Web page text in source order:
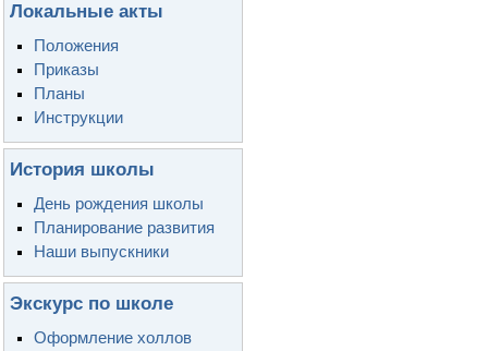
Локальные акты
Положения
Приказы
Планы
Инструкции
История школы
День рождения школы
Планирование развития
Наши выпускники
Экскурс по школе
Оформление холлов